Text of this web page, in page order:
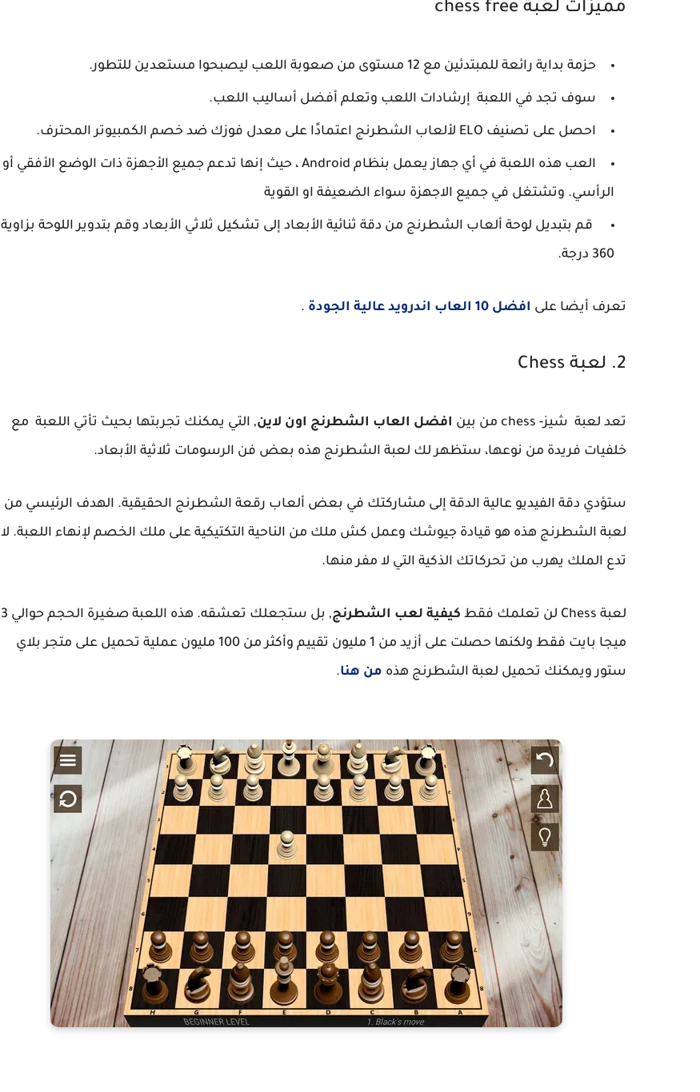
مميزات لعبة chess free
حزمة بداية رائعة للمبتدئين مع 12 مستوى من صعوبة اللعب ليصبحوا مستعدين للتطور.
سوف تجد في اللعبة إرشادات اللعب وتعلم أفضل أساليب اللعب.
احصل على تصنيف ELO لألعاب الشطرنج اعتمادًا على معدل فوزك ضد خصم الكمبيوتر المحترف.
العب هذه اللعبة في أي جهاز يعمل بنظام Android ، حيث إنها تدعم جميع الأجهزة ذات الوضع الأفقي أو
الرأسي. وتشتغل في جميع الاجهزة سواء الضعيفة او القوية
قم بتبديل لوحة ألعاب الشطرنج من دقة ثنائية الأبعاد إلى تشكيل ثلاثي الأبعاد وقم بتدوير اللوحة بزاوية
360 درجة.
تعرف أيضا على افضل 10 العاب اندرويد عالية الجودة .
2. لعبة Chess
تعد لعبة شيز- chess من بين افضل العاب الشطرنج اون لاين, التي يمكنك تجربتها بحيث تأتي اللعبة مع
خلفيات فريدة من نوعها، ستظهر لك لعبة الشطرنج هذه بعض فن الرسومات ثلاثية الأبعاد.
ستؤدي دقة الفيديو عالية الدقة إلى مشاركتك في بعض ألعاب رقعة الشطرنج الحقيقية. الهدف الرئيسي من
لعبة الشطرنج هذه هو قيادة جيوشك وعمل كش ملك من الناحية التكتيكية على ملك الخصم لإنهاء اللعبة. لا
تدع الملك يهرب من تحركاتك الذكية التي لا مفر منها.
لعبة Chess لن تعلمك فقط كيفية لعب الشطرنج
, بل ستجعلك تعشقه. هذه اللعبة صغيرة الحجم حوالي 3
ميجا بايت فقط ولكنها حصلت على أزيد من 1 مليون تقييم وأكثر من 100 مليون عملية تحميل على متجر بلاي
ستور ويمكنك تحميل لعبة الشطرنج هذه من هنا.